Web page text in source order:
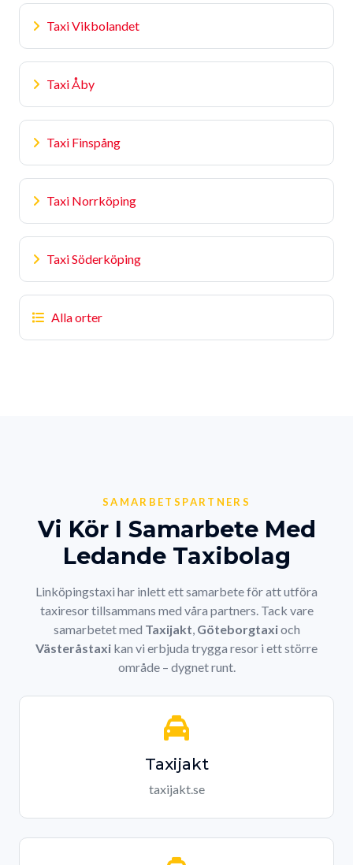
Taxi Vikbolandet
Taxi Åby
Taxi Finspång
Taxi Norrköping
Taxi Söderköping
Alla orter
SAMARBETSPARTNERS
Vi Kör I Samarbete Med
Ledande Taxibolag
Linköpingstaxi har inlett ett samarbete för att utföra
taxiresor tillsammans med våra partners. Tack vare
samarbetet med Taxijakt, Göteborgtaxioch
Västeråstaxi kan vi erbjuda trygga resor i ett större
område – dygnet runt.
Taxijakt
taxijakt.se